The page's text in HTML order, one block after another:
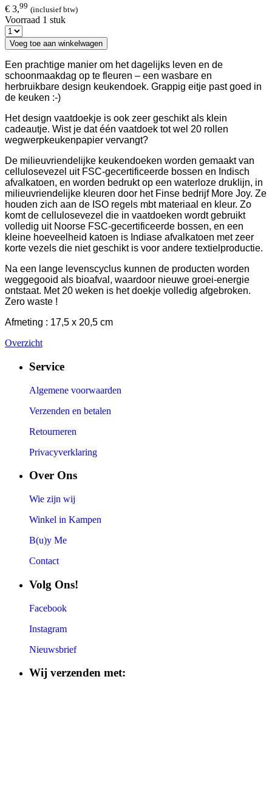
€ 3,99 (inclusief btw)
Voorraad 1 stuk
Voeg toe aan winkelwagen
Een prachtige manier om het dagelijks leven en de
schoonmaakdag op te fleuren – een wasbare en
herbruikbare design keukendoek. Grappig eitje past goed in
de keuken :-)
Het design vaatdoekje is ook zeer geschikt als klein
cadeautje. Wist je dat één vaatdoek tot wel 20 rollen
wegwerpkeukenpapier vervangt?
De milieuvriendelijke keukendoeken worden gemaakt van
cellulosevezel uit FSC-gecertificeerde bossen en Indisch
afvalkatoen, en worden bedrukt op een waterloze druklijn, in
milieuvriendelijke kleuren door het Finse bedrijf More Joy. Ze
houden zich aan de ISO regels mbt materiaal en kleur. Zo
komt de cellulosevezel die in vaatdoeken wordt gebruikt
volledig uit Noorse FSC-gecertificeerde bossen, en een
kleine hoeveelheid katoen is Indiase afvalkatoen met zeer
korte vezels die niet geschikt is voor andere textielproductie.
Na een lange levenscyclus kunnen de producten worden
weggegooid als bioafval, waardoor nieuwe groei-energie
ontstaat. Met 20 weken is het doekje volledig afgebroken.
Zero waste !
Afmeting : 17,5 x 20,5 cm
Overzicht
Service
Algemene voorwaarden
Verzenden en betalen
Retourneren
Privacyverklaring
Over Ons
Wie zijn wij
Winkel in Kampen
B(u)y Me
Contact
Volg Ons!
Facebook
Instagram
Nieuwsbrief
Wij verzenden met: